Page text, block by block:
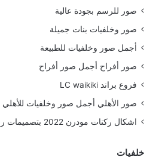
صور للرسم بجودة عالية
صور وخلفيات بنات جميلة
أجمل صور وخلفيات للطبيعة
صور أفراح أجمل صور أفراح
فروع براند LC waikiki
صور الأهلي أجمل صور وخلفيات للأهلي
اشكال ركنات مودرن 2022 بتصميمات رائعة
خلفيات